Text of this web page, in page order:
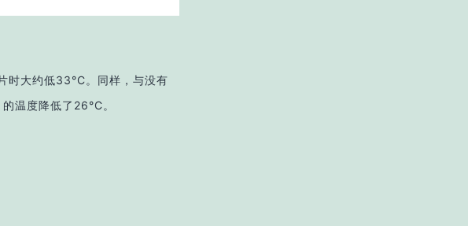
时大约低33°C。同样，与没有
温度降低了26°C。